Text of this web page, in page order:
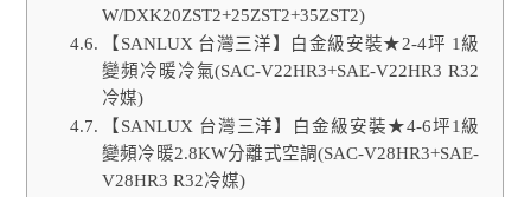
W/DXK20ZST2+25ZST2+35ZST2)
【SANLUX 台灣三洋】白金級安裝★2-4坪 1級
變頻冷暖冷氣(SAC-V22HR3+SAE-V22HR3 R32
冷媒)
【SANLUX 台灣三洋】白金級安裝★4-6坪1級
變頻冷暖2.8KW分離式空調(SAC-V28HR3+SAE-
V28HR3 R32冷媒)